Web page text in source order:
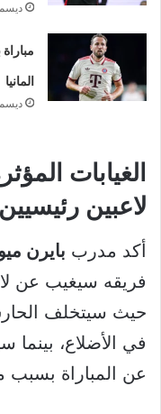
ديسمبر
المانيا
ديسمبر 3,
الغيابات
لاعبين رئيسيين
أكد مدرب بايرن
فريقه سيغيب عن
حيث سيتخلف
في الأضلاع، بينما
عن المباراة